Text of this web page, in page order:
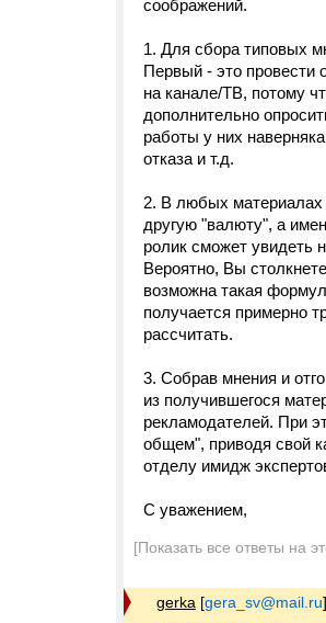
соображений.
1. Для сбора типовых
Первый - это провести
на канале/ТВ, потому
дополнительно
работы у них
отказа и т.д.
2. В любых материалах
другую "валюту", а
ролик сможет увидеть
Вероятно, Вы
возможна такая
получается примерно
рассчитать.
3. Собрав мнения и
из получившегося
рекламодателей. При
общем", приводя свой
отделу имидж
С уважением,
[Показать все ответы на
gerka [gera_sv@mail.ru]